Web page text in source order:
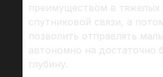
преимуществом в тяжелых
спутниковой связи, а
позволить отправлять
автономно на достаточно
глубину.